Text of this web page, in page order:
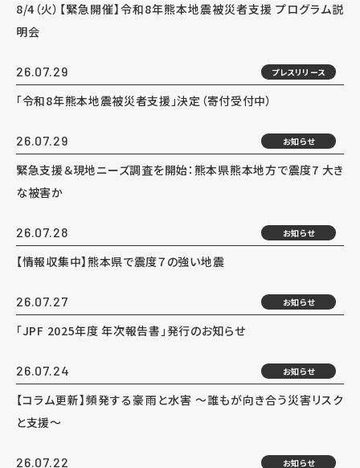
8/4（火）【緊急開催】令和8年熊本地震被災者支援 プログラム説
明会
26.07.29 プレスリリース
「令和8年熊本地震被災者支援」決定（寄付受付中）
26.07.29 お知らせ
緊急支援＆現地ニーズ調査を開始：熊本県熊本地方で震度7 大き
な被害か
26.07.28 お知らせ
【情報収集中】熊本県で震度７の強い地震
26.07.27 お知らせ
「JPF 2025年度 年次報告書」発行のお知らせ
26.07.24 お知らせ
【コラム更新】頻発する豪雨と水害 ～誰もが向き合う災害リスク
と支援～
26.07.22 お知らせ